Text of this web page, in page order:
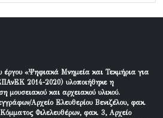
έργου «Ψηφιακά Μνημεία και Τεκμήρια για
2014-2020) υλοποιήθηκε η
μουσειακού και αρχειακού υλικού.
Αρχείο Ελευθερίου Βενιζέλου, φακ.
Φιλελευθέρων, φακ. 3, Αρχείο